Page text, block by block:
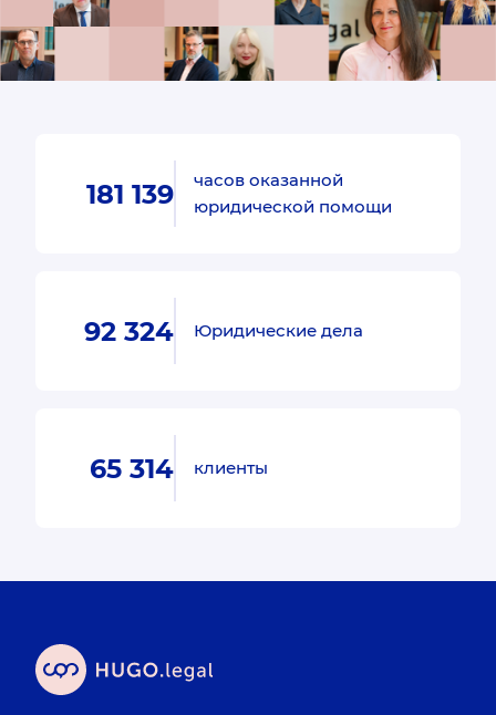
181 139
часов оказанной
юридической помощи
92 324 Юридические дела
65 314 клиенты